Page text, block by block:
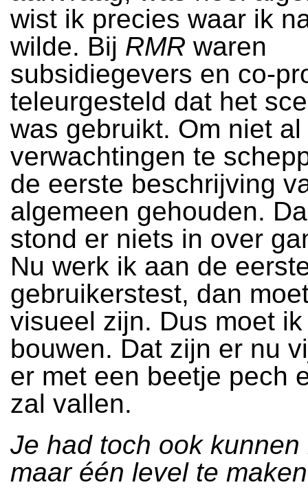
wist ik precies waar ik
wilde. Bij RMR waren
subsidiegevers en co-
teleurgesteld dat het
was gebruikt. Om niet
verwachtingen te
de eerste beschrijving
algemeen gehouden.
stond er niets in over
Nu werk ik aan de
gebruikerstest, dan
visueel zijn. Dus moet
bouwen. Dat zijn er nu
er met een beetje pech
zal vallen.
Je had toch ook kunnen
maar één level te